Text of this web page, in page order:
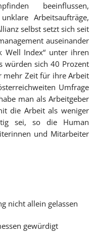
beeinflussen,
Arbeitsaufträge,
selbst setzt sich seit
auseinander
Well Index“ unter ihren
würden sich 40 Prozent
Zeit für ihre Arbeit
Umfrage
man als Arbeitgeber
die Arbeit als weniger
sei, so die Human
und Mitarbeiter
nicht allein gelassen
gewürdigt